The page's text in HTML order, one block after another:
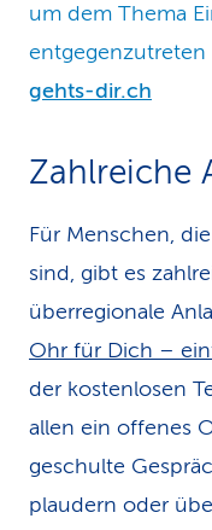
um dem Thema
gehts-dir.ch
Zahlreiche
Für Menschen,
sind, gibt es
überregionale
Ohr für Dich –
der kostenlosen
allen ein offenes
geschulte
plaudern oder